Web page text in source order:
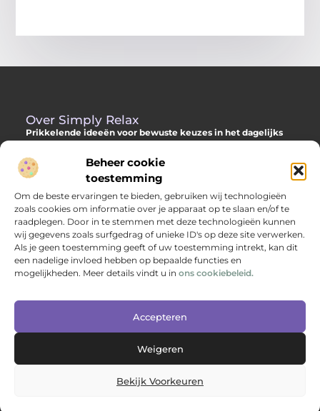
Beheer cookie
toestemming
Om de beste ervaringen te bieden, gebruiken wij technologieën
zoals cookies om informatie over je apparaat op te slaan en/of te
raadplegen. Door in te stemmen met deze technologieën kunnen
wij gegevens zoals surfgedrag of unieke ID's op deze site verwerken.
Als je geen toestemming geeft of uw toestemming intrekt, kan dit
een nadelige invloed hebben op bepaalde functies en
mogelijkheden. Meer details vindt u in ons cookiebeleid.
Accepteren
Weigeren
Bekijk Voorkeuren
Over Simply Relax
Prikkelende ideeën voor bewuste keuzes in het dagelijks
Laat je inspireren door diverse content vol slimme adviezen,
verdiepende inzichten en originele invalshoeken. Alles om jou
te helpen met meer helderheid en richting je dag door te
komen.
Main Links
Bericht categorie